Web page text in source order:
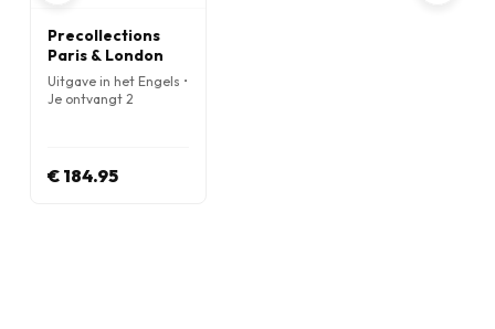
Precollections
Paris & London
Uitgave in het Engels •
Je ontvangt 2
€ 184.95